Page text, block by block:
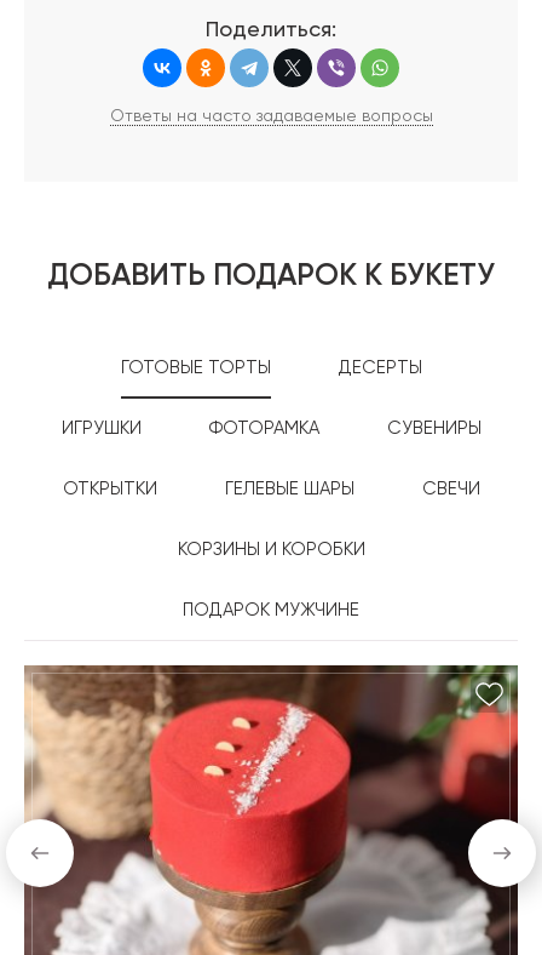
Поделиться:
Ответы на часто задаваемые вопросы
ДОБАВИТЬ ПОДАРОК К БУКЕТУ
ГОТОВЫЕ ТОРТЫ ДЕСЕРТЫ
ИГРУШКИ ФОТОРАМКА СУВЕНИРЫ
ОТКРЫТКИ ГЕЛЕВЫЕ ШАРЫ СВЕЧИ
КОРЗИНЫ И КОРОБКИ
ПОДАРОК МУЖЧИНЕ